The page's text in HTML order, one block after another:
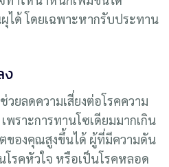
ได้ โดยเฉพาะหากรับประทาน
ง
วยลดความเสี่ยงต่อโรคความ
พราะการทานโซเดียมมากเกิน
ของคุณสูงขึ้นได้ ผู้ที่มีความดัน
รคหัวใจ หรือเป็นโรคหลอด